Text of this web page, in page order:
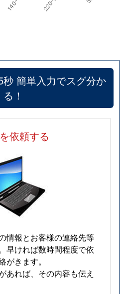
秒 簡単入力でスグ分か
る！
依頼する
情報とお客様の連絡先等
早ければ数時間程度で依
がきます。
あれば、その内容も伝え